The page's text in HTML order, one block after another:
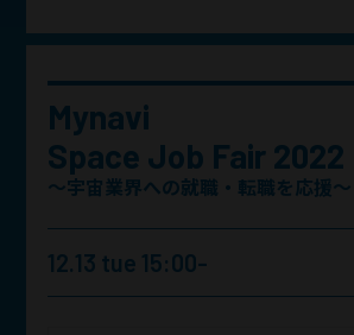
Mynavi
Space Job Fair 2022
～宇宙業界への就職・転職を応援～
12.13 tue 15:00-